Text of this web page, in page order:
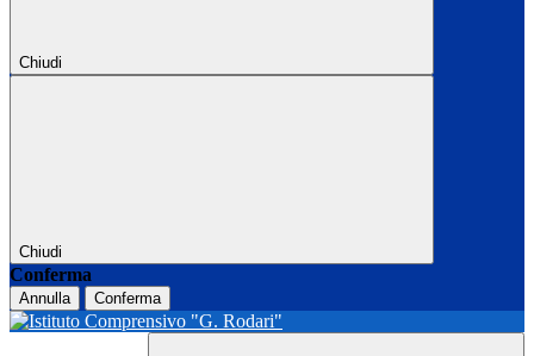
Chiudi
Chiudi
Conferma
Annulla Conferma